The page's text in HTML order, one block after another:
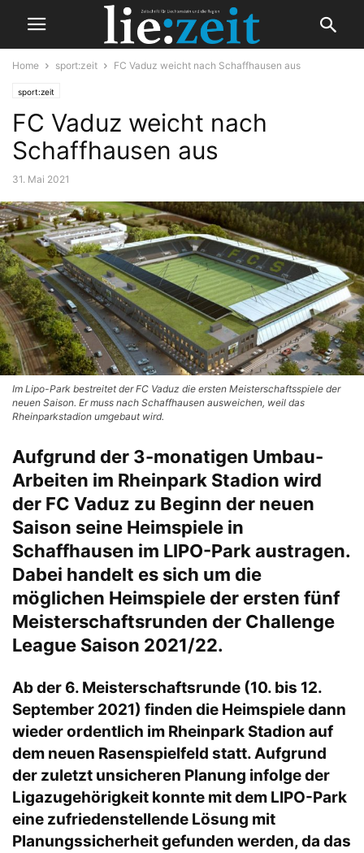
Home sport:zeit FC Vaduz weicht nach Schaffhausen aus
sport:zeit
FC Vaduz weicht nach
Schaffhausen aus
31. Mai 2021
Im Lipo-Park bestreitet der FC Vaduz die ersten Meisterschaftsspiele der
neuen Saison. Er muss nach Schaffhausen ausweichen, weil das
Rheinparkstadion umgebaut wird.
Aufgrund der 3-monatigen Umbau-
Arbeiten im Rheinpark Stadion wird
der FC Vaduz zu Beginn der neuen
Saison seine Heimspiele in
Schaffhausen im LIPO-Park austragen.
Dabei handelt es sich um die
möglichen Heimspiele der ersten fünf
Meisterschaftsrunden der Challenge
League Saison 2021/22.
Ab der 6. Meisterschaftsrunde (10. bis 12.
September 2021) finden die Heimspiele dann
wieder ordentlich im Rheinpark Stadion auf
dem neuen Rasenspielfeld statt. Aufgrund
der zuletzt unsicheren Planung infolge der
Ligazugehörigkeit konnte mit dem LIPO-Park
eine zufriedenstellende Lösung mit
Planungssicherheit gefunden werden, da das